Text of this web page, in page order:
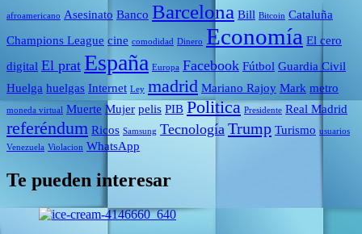
afroamericano Asesinato Banco Barcelona Bill Bitcoin Cataluña
Champions League cine comodidad Dinero Economía El cero
digital El prat España Europa Facebook Fútbol Guardia Civil
Huelga huelgas Internet Ley madrid Mariano Rajoy Mark metro
moneda virtual Muerte Mujer pelis PIB Politica Presidente Real Madrid
referéndum Ricos Samsung Tecnología Trump Turismo usuarios
Venezuela Violacion WhatsApp
Te pueden interesar